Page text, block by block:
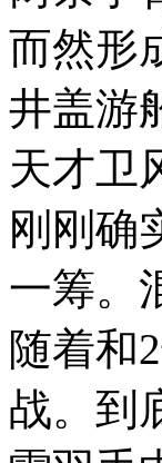
而然形
井盖游
天才卫
刚刚确
一筹。
随着和
战。到